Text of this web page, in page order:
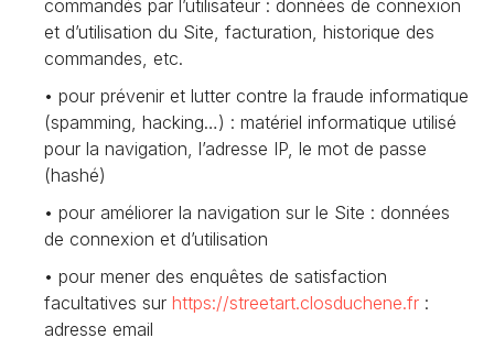
commandés par l’utilisateur : données de connexion
et d’utilisation du Site, facturation, historique des
commandes, etc.
pour prévenir et lutter contre la fraude informatique
(spamming, hacking…) : matériel informatique utilisé
pour la navigation, l’adresse IP, le mot de passe
(hashé)
pour améliorer la navigation sur le Site : données
de connexion et d’utilisation
pour mener des enquêtes de satisfaction
facultatives sur https://streetart.closduchene.fr :
adresse email